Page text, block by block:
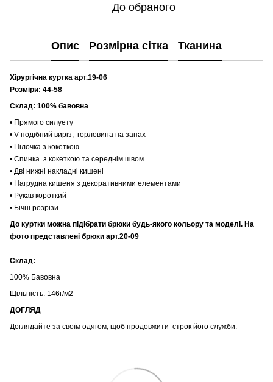
До обраного
Опис Розмірна сітка Тканина
Хірургічна куртка арт.19-06
Розміри: 44-58
Склад: 100% бавовна
• Прямого силуету
• V-подібний виріз, горловина на запах
• Пілочка з кокеткою
• Спинка з кокеткою та середнім швом
• Дві нижні накладні кишені
• Нагрудна кишеня з декоративними елементами
• Рукав короткий
• Бічні розрізи
До куртки можна підібрати брюки будь-якого кольору та моделі. На
фото представлені брюки арт.20-09
Склад:
100% Бавовна
Щільність: 146г/м2
ДОГЛЯД
Доглядайте за своїм одягом, щоб продовжити строк його служби.